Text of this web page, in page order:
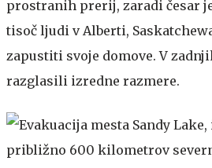
prostranih prerij, zaradi česar
tisoč ljudi v Alberti,
zapustiti svoje domove. V
razglasili izredne razmere.